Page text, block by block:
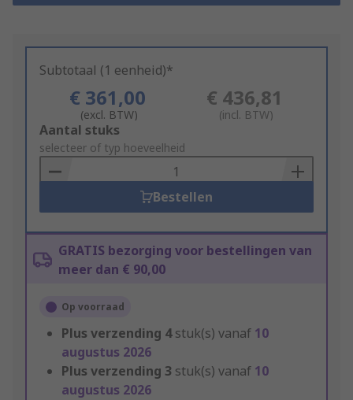
Subtotaal (1 eenheid)*
€ 361,00
(excl. BTW)
€ 436,81
(incl. BTW)
Add
to
Basket
Aantal stuks
selecteer of typ hoeveelheid
Bestellen
GRATIS bezorging voor bestellingen van
meer dan € 90,00
Op voorraad
Plus verzending 4stuk(s) vanaf 10
augustus 2026
Plus verzending 3 stuk(s) vanaf 10
augustus 2026